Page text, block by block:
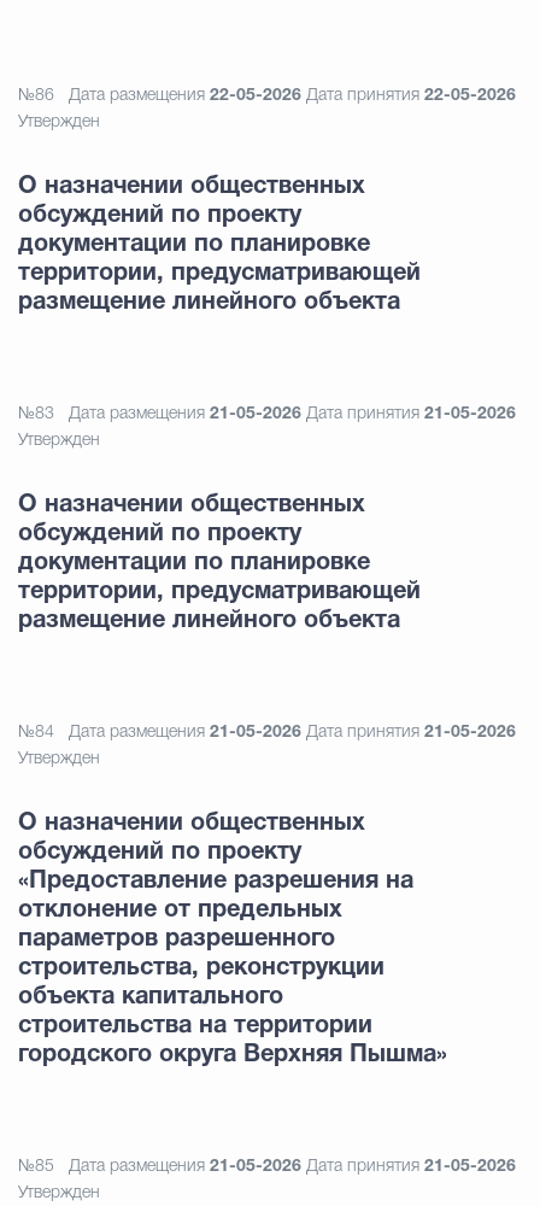
№86 Дата размещения 22-05-2026 Дата принятия 22-05-2026
Утвержден
О назначении общественных
обсуждений по проекту
документации по планировке
территории, предусматривающей
размещение линейного объекта
№83 Дата размещения 21-05-2026 Дата принятия 21-05-2026
Утвержден
О назначении общественных
обсуждений по проекту
документации по планировке
территории, предусматривающей
размещение линейного объекта
№84 Дата размещения 21-05-2026 Дата принятия 21-05-2026
Утвержден
О назначении общественных
обсуждений по проекту
«Предоставление разрешения на
отклонение от предельных
параметров разрешенного
строительства, реконструкции
объекта капитального
строительства на территории
городского округа Верхняя Пышма»
№85 Дата размещения 21-05-2026 Дата принятия 21-05-2026
Утвержден